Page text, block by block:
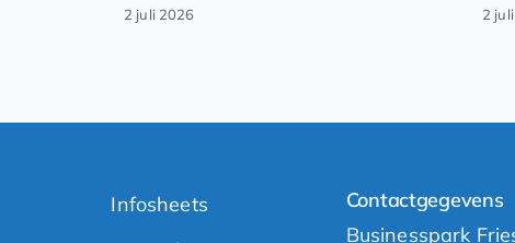
2 juli 2026 2
Infosheets
Contactgegevens
Businesspark